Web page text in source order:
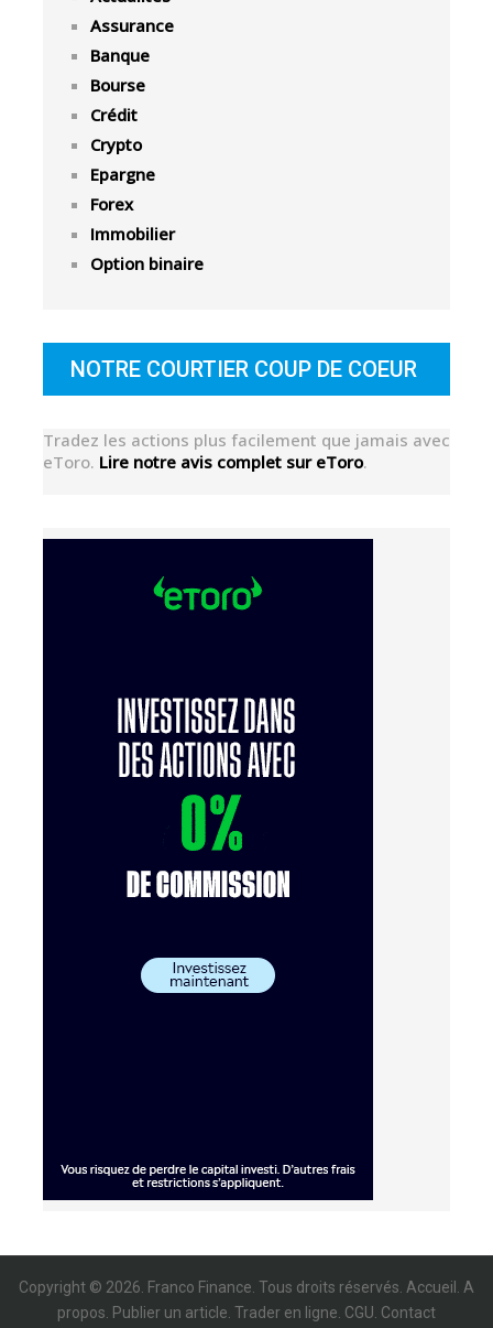
Assurance
Banque
Bourse
Crédit
Crypto
Epargne
Forex
Immobilier
Option binaire
NOTRE COURTIER COUP DE COEUR
Tradez les actions plus facilement que jamais avec
eToro. Lire notre avis complet sur eToro.
Copyright © 2026. Franco Finance. Tous droits réservés. Accueil A
propos Publier un article Trader en ligne CGU Contact